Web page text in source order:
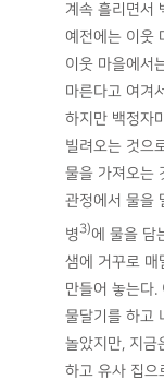
계속 흘리면서
예전에는 이웃
이웃 마을에서
마른다고 여겨
하지만 백정자
빌려오는 것으
물을 가져오는
관정에서 물을
병3)에 물을 담
샘에 거꾸로 매
만들어 놓는다.
물달기를 하고
놀았지만, 지금
하고 유사 집으